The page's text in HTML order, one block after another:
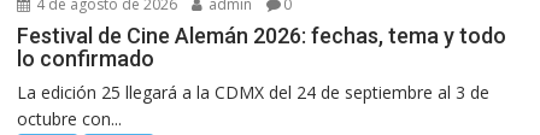
Festival de Cine Alemán 2026: fechas, tema y todo
lo confirmado
La edición 25 llegará a la CDMX del 24 de septiembre al 3 de
octubre con...